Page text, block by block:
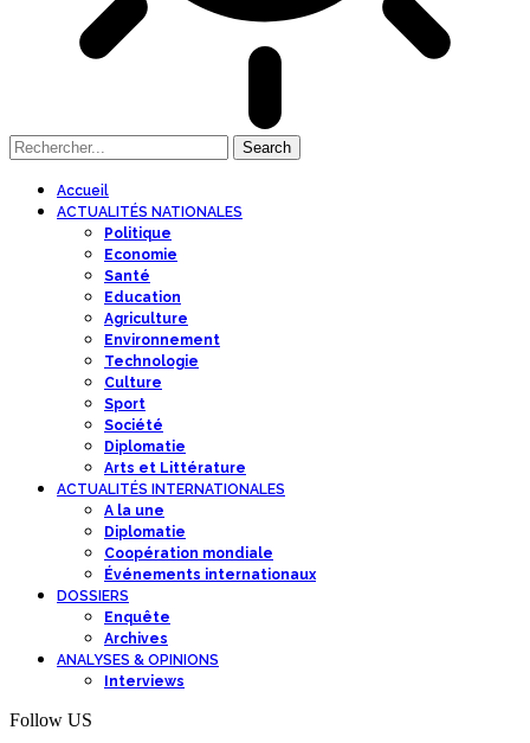
Accueil
ACTUALITÉS NATIONALES
Politique
Economie
Santé
Education
Agriculture
Environnement
Technologie
Culture
Sport
Société
Diplomatie
Arts et Littérature
ACTUALITÉS INTERNATIONALES
A la une
Diplomatie
Coopération mondiale
Événements internationaux
DOSSIERS
Enquête
Archives
ANALYSES & OPINIONS
Interviews
Follow US